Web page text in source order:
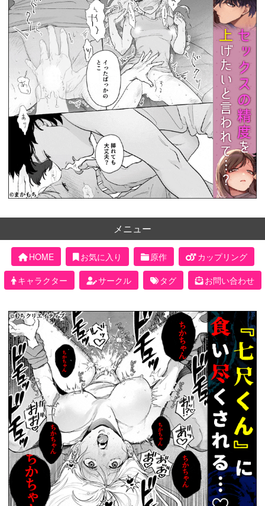
メニュー
HOME お気に入り 原作
カップリング
キャラクター
サークル タグ お問い合わせ